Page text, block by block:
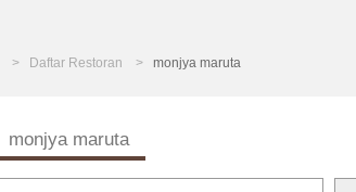
Daftar Restoran monjya maruta
monjya maruta